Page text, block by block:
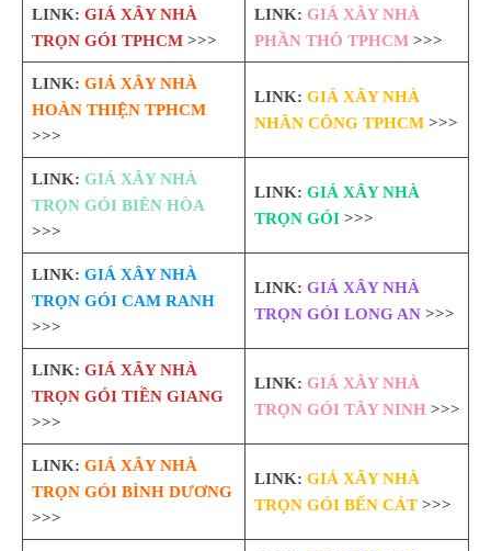
LINK: GIÁ XÂY NHÀ
TRỌN GÓI TPHCM>>>
LINK: GIÁ XÂY NHÀ
PHẦN THÔ TPHCM>>>
LINK: GIÁ XÂY NHÀ
HOÀN THIỆN TPHCM
>>>
LINK: GIÁ XÂY NHÀ
NHÂN CÔNG TPHCM>>>
LINK: GIÁ XÂY NHÀ
TRỌN GÓI BIÊN HÒA
>>>
LINK: GIÁ XÂY NHÀ
TRỌN GÓI>>>
LINK: GIÁ XÂY NHÀ
TRỌN GÓI CAM RANH
>>>
LINK: GIÁ XÂY NHÀ
TRỌN GÓI LONG AN>>>
LINK: GIÁ XÂY NHÀ
TRỌN GÓI TIỀN GIANG
>>>
LINK: GIÁ XÂY NHÀ
TRỌN GÓI TÂY NINH>>>
LINK: GIÁ XÂY NHÀ
TRỌN GÓI BÌNH DƯƠNG
>>>
LINK: GIÁ XÂY NHÀ
TRỌN GÓI BẾN CÁT>>>